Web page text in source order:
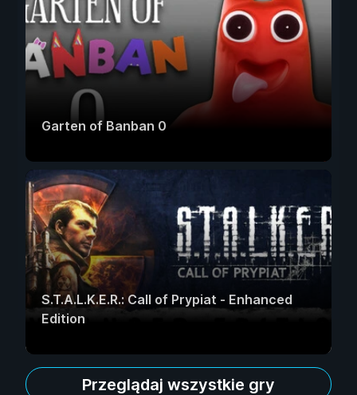
Garten of Banban 0
S.T.A.L.K.E.R.: Call of Prypiat - Enhanced
Edition
Przeglądaj wszystkie gry